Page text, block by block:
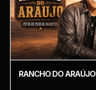
RANCHO DO ARAÚJO